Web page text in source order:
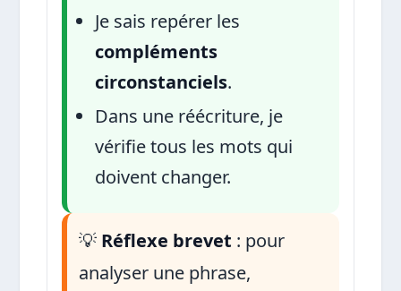
Je sais repérer les
compléments
circonstanciels.
Dans une réécriture, je
vérifie tous les mots qui
doivent changer.
💡 Réflexe brevet : pour
analyser une phrase,